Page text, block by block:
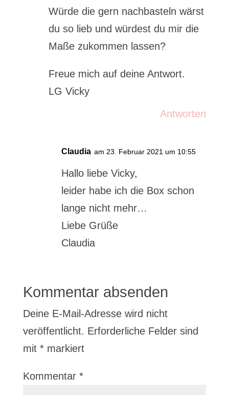
Würde die gern nachbasteln wärst
du so lieb und würdest du mir die
Maße zukommen lassen?
Freue mich auf deine Antwort.
LG Vicky
Antworten
Claudia am 23. Februar 2021 um 10:55
Hallo liebe Vicky,
leider habe ich die Box schon
lange nicht mehr…
Liebe Grüße
Claudia
Kommentar absenden
Deine E-Mail-Adresse wird nicht
veröffentlicht. Erforderliche Felder sind
mit *markiert
Kommentar *